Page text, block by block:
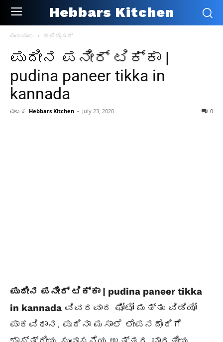
Hebbars Kitchen
ಮುಖಪುಟ ಅಪೆಟೈಸರ್
ಪುದೀನ ಪನೀರ್ ಟಿಕ್ಕಾ |
pudina paneer tikka in
kannada
ಮೂಲಕ Hebbars Kitchen - July 23, 2020 0
ಪುದೀನ ಪನೀರ್ ಟಿಕ್ಕಾ | pudina paneer tikka
in kannada ವಿವರವಾದ ಫೋಟೋ ಮತ್ತು ವಿಡಿಯೋ
ಪಾಕವಿಧಾನ. ಪುದಿನಾ ಮಸಾಲೆ ಲೇಪನದೊಂದಿಗೆ